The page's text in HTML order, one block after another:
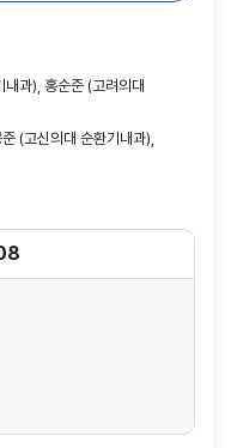
과), 홍순준 (고려의대
(고신의대 순환기내과),